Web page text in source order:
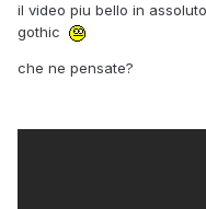
il video piu bello in
gothic
che ne pensate?